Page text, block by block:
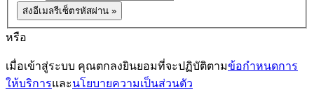
ส่งอีเมลรีเซ็ตรหัสผ่าน »
หรือ
เมื่อเข้าสู่ระบบ คุณตกลงยินยอมที่จะปฏิบัติตามข้อกำหนดการ
ให้บริการและนโยบายความเป็นส่วนตัว